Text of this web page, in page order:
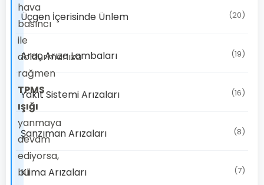
hava
basıncı
ile
doldurmanıza
rağmen
TPMS
ışığı
yanmaya
devam
ediyorsa,
bu
Üçgen İçerisinde Ünlem (20)
Araç Arıza Lambaları (19)
Yakıt Sistemi Arızaları (16)
Şanzıman Arızaları (8)
Klima Arızaları (7)